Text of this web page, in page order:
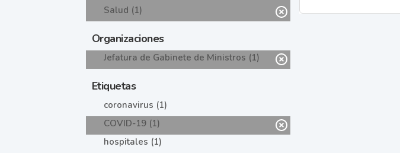
Salud (1)
Organizaciones
Jefatura de Gabinete de Ministros (1)
Etiquetas
coronavirus (1)
COVID-19 (1)
hospitales (1)